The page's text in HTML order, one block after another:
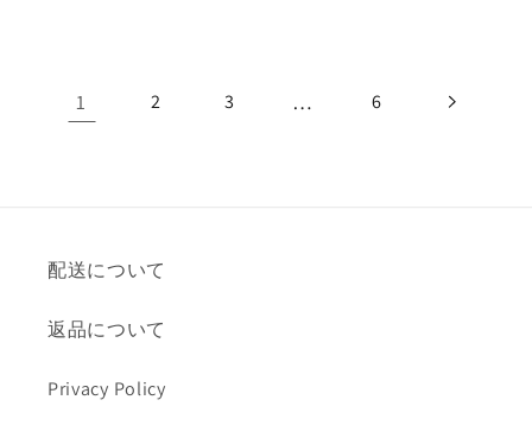
1 2 3 … 6
配送について
返品について
Privacy Policy